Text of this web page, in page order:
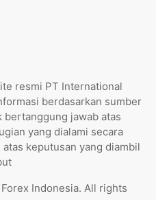
resmi PT International
berdasarkan sumber
bertanggung jawab atas
yang dialami secara
keputusan yang diambil
Indonesia. All rights